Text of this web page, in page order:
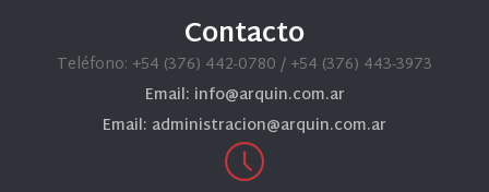
Contacto
Teléfono: +54 (376) 442-0780 / +54 (376) 443-3973
Email: info@arquin.com.ar
Email: administracion@arquin.com.ar